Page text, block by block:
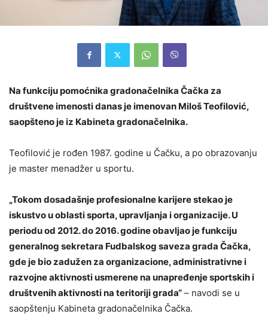
Na funkciju pomoćnika gradonačelnika Čačka za
društvene imenosti danas je imenovan Miloš Teofilović,
saopšteno je iz Kabineta gradonačelnika.
Teofilović je rođen 1987. godine u Čačku, a po obrazovanju
je master menadžer u sportu.
„Tokom dosadašnje profesionalne karijere stekao je
iskustvo u oblasti sporta, upravljanja i organizacije. U
periodu od 2012. do 2016. godine obavljao je funkciju
generalnog sekretara Fudbalskog saveza grada Čačka,
gde je bio zadužen za organizacione, administrativne i
razvojne aktivnosti usmerene na unapređenje sportskih i
društvenih aktivnosti na teritoriji grada“ – navodi se u
saopštenju Kabineta gradonačelnika Čačka.